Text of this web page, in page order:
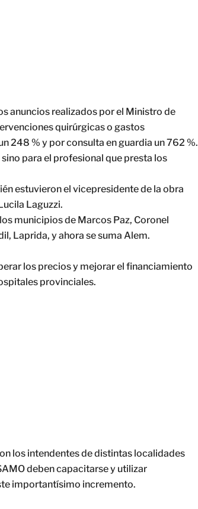
anuncios realizados por el Ministro de
quirúrgicas o gastos
248 % y por consulta en guardia un 762 %.
para el profesional que presta los
estuvieron el vicepresidente de la obra
Laguzzi.
municipios de Marcos Paz, Coronel
Laprida, y ahora se suma Alem.
los precios y mejorar el financiamiento
provinciales.
los intendentes de distintas localidades
deben capacitarse y utilizar
importantísimo incremento.